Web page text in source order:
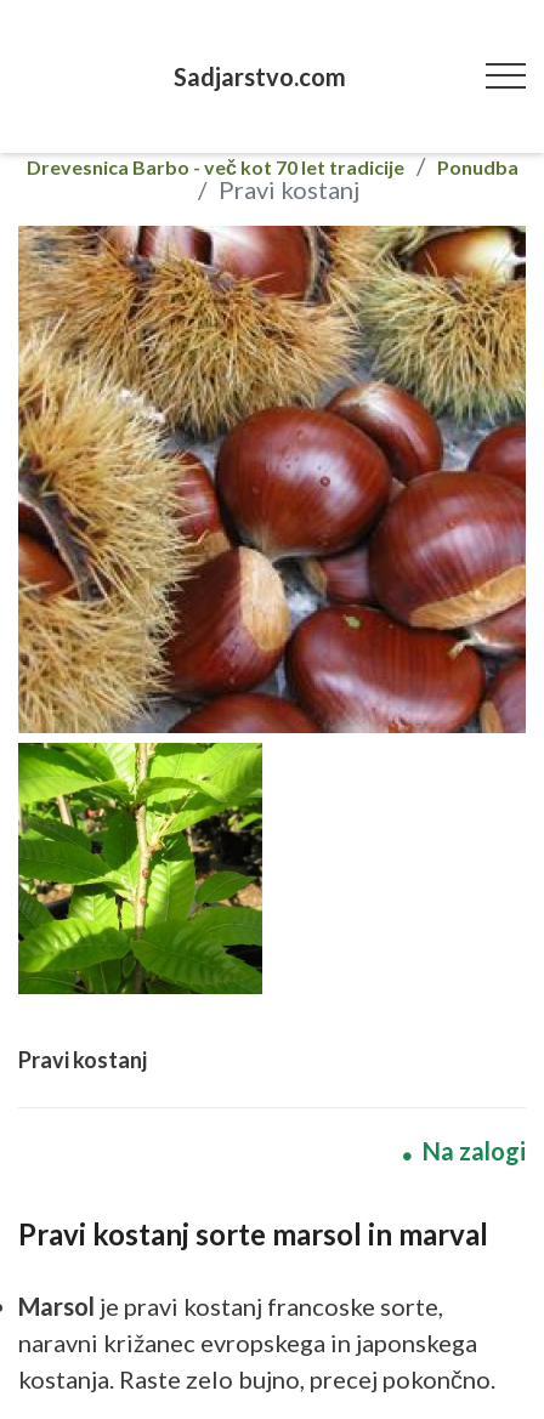
Sadjarstvo.com
Drevesnica Barbo - več kot 70 let tradicije Ponudba
Pravi kostanj
Pravi kostanj
Na zalogi
Pravi kostanj sorte marsol in marval
Marsol je pravi kostanj francoske sorte,
naravni križanec evropskega in japonskega
kostanja. Raste zelo bujno, precej pokončno.